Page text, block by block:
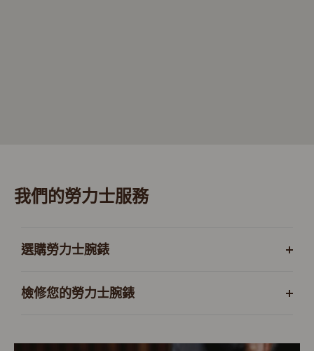
我們的勞力士服務
選購勞力士腕錶
檢修您的勞力士腕錶